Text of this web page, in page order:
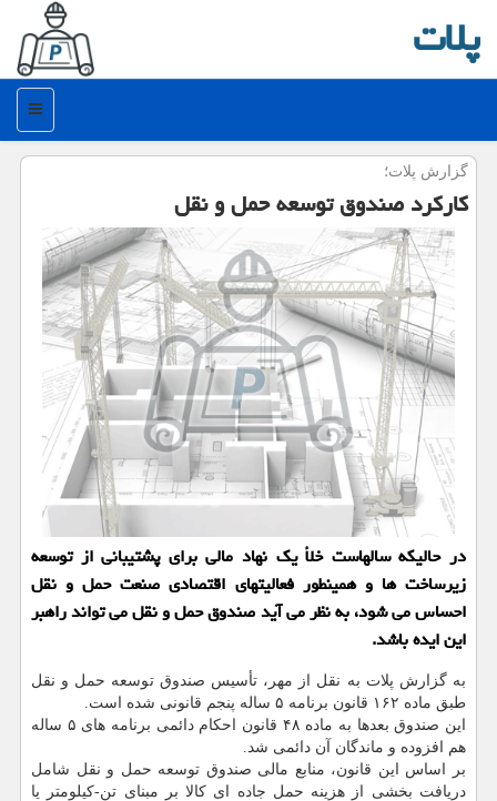
پلات
منو
گزارش پلات؛
كاركرد صندوق توسعه حمل و نقل
در حالیکه سالهاست خلأ یک نهاد مالی برای پشتیبانی از توسعه
زیرساخت ها و همینطور فعالیتهای اقتصادی صنعت حمل و نقل
احساس می شود، به نظر می آید صندوق حمل و نقل می تواند راهبر
این ایده باشد.
به گزارش پلات به نقل از مهر، تأسیس صندوق توسعه حمل و نقل
طبق ماده ۱۶۲ قانون برنامه ۵ ساله پنجم قانونی شده است.
این صندوق بعدها به ماده ۴۸ قانون احکام دائمی برنامه های ۵ ساله
هم افزوده و ماندگان آن دائمی شد.
بر اساس این قانون، منابع مالی صندوق توسعه حمل و نقل شامل
دریافت بخشی از هزینه حمل جاده ای کالا بر مبنای تن-کیلومتر یا